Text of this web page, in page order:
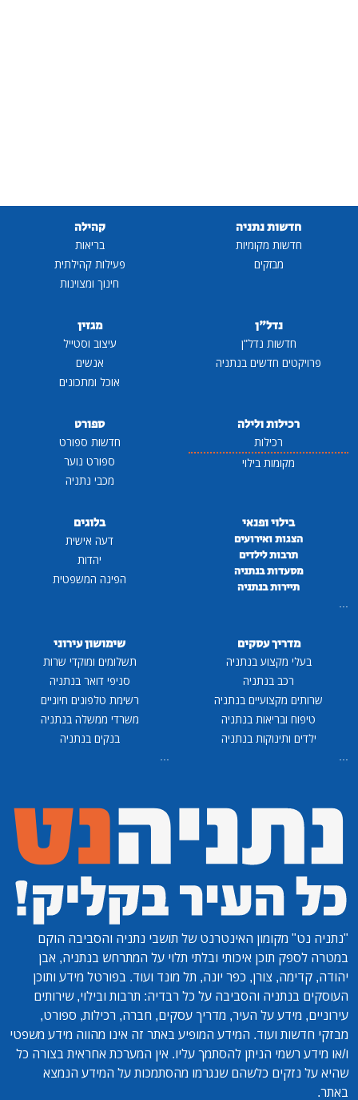
חדשות נתניה
חדשות מקומיות
מבזקים
קהילה
בריאות
פעילות קהילתית
חינוך ומצוינות
נדל"ן
חדשות נדל"ן
פרויקטים חדשים בנתניה
מגזין
עיצוב וסטייל
אנשים
אוכל ומתכונים
רכילות ולילה
רכילות
מקומות בילוי
ספורט
חדשות ספורט
ספורט נוער
מכבי נתניה
בילוי ופנאי
הצגות ואירועים
תרבות לילדים
מסעדות בנתניה
תיירות בנתניה
...
בלוגים
דעה אישית
יהדות
הפינה המשפטית
מדריך עסקים
בעלי מקצוע בנתניה
רכב בנתניה
שרותים מקצועיים בנתניה
טיפוח ובריאות בנתניה
ילדים ותינוקות בנתניה
...
שימושון עירוני
תשלומים ומוקדי שרות
סניפי דואר בנתניה
רשימת טלפונים חיוניים
משרדי ממשלה בנתניה
בנקים בנתניה
...
"נתניה נט" מקומון האינטרנט של תושבי נתניה והסביבה הוקם
במטרה לספק תוכן איכותי ובלתי תלוי על המתרחש בנתניה, אבן
יהודה, קדימה, צורן, כפר יונה, תל מונד ועוד. בפורטל מידע ותוכן
העוסקים בנתניה והסביבה על כל רבדיה: תרבות ובילוי, שירותים
עירוניים, מידע על העיר, מדריך עסקים, חברה, רכילות, ספורט,
מבזקי חדשות ועוד. המידע המופיע באתר זה אינו מהווה מידע משפטי
ו/או מידע רשמי הניתן להסתמך עליו. אין המערכת אחראית בצורה כל
שהיא על נזקים כלשהם שנגרמו מהסתמכות על המידע הנמצא
באתר.